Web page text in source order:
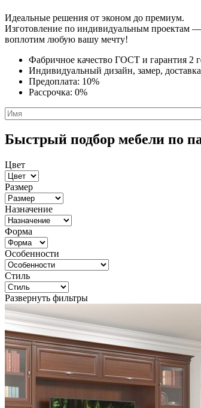
Идеальные решения от эконом до премиум.
Изготовление по индивидуальным проектам —
воплотим любую вашу мечту!
Фабричное качество ГОСТ и гарантия 2
Индивидуальный дизайн, замер,
Предоплата: 10%
Рассрочка: 0%
Быстрый подбор мебели по
Цвет
Размер
Назначение
Форма
Особенности
Стиль
Развернуть фильтры